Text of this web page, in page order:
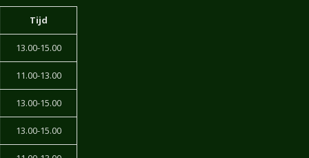
Tijd
13.00-15.00
11.00-13.00
13.00-15.00
13.00-15.00